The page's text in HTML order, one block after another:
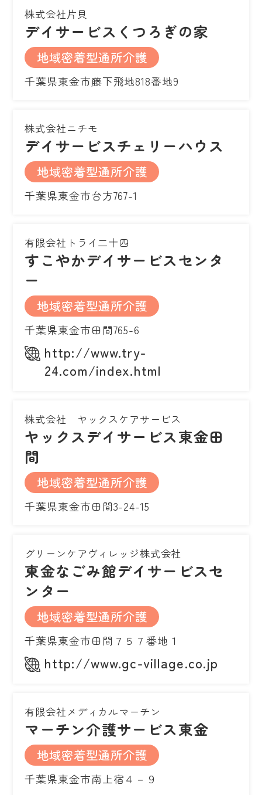
株式会社片貝
デイサービスくつろぎの家
地域密着型通所介護
千葉県東金市藤下飛地818番地9
株式会社ニチモ
デイサービスチェリーハウス
地域密着型通所介護
千葉県東金市台方767-1
有限会社トライ二十四
すこやかデイサービスセンタ
ー
地域密着型通所介護
千葉県東金市田間765-6
http://www.try-
24.com/index.html
株式会社 ヤックスケアサービス
ヤックスデイサービス東金田
間
地域密着型通所介護
千葉県東金市田間3-24-15
グリーンケアヴィレッジ株式会社
東金なごみ館デイサービスセ
ンター
地域密着型通所介護
千葉県東金市田間７５７番地１
http://www.gc-village.co.jp
有限会社メディカルマーチン
マーチン介護サービス東金
地域密着型通所介護
千葉県東金市南上宿４－９